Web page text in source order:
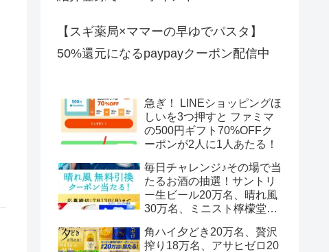
【スギ薬局×ママーの早ゆでパスタ】
50%還元になるpaypayクーポン配信中
急ぎ！ LINEショッピングほ
しいを3つ押すと ファミマ
の500円ギフト70%OFFク
ーポンが2人に1人あたる！
毎日チャレンジ♪その場で当
たるお酒の抽選！サントリ
ー生ビール20万名、晴れ風
30万名、ミニスト檸檬堂2
ボール12.3万名
角ハイ夕どき20万名、贅沢
搾り18万名、アサヒゼロ20